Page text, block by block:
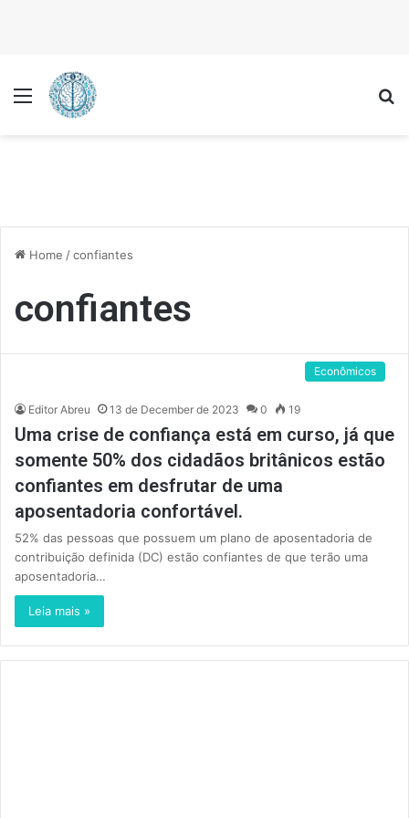
Menu
Home /confiantes
confiantes
Econômicos
Editor Abreu 13 de December de 2023 0 19
Uma crise de confiança está em curso, já que
somente 50% dos cidadãos britânicos estão
confiantes em desfrutar de uma
aposentadoria confortável.
52% das pessoas que possuem um plano de aposentadoria de
contribuição definida (DC) estão confiantes de que terão uma
aposentadoria…
Leia mais »